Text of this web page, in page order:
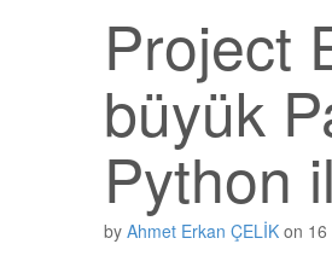
Project
büyük
Python
by Ahmet Erkan ÇELİK on 16